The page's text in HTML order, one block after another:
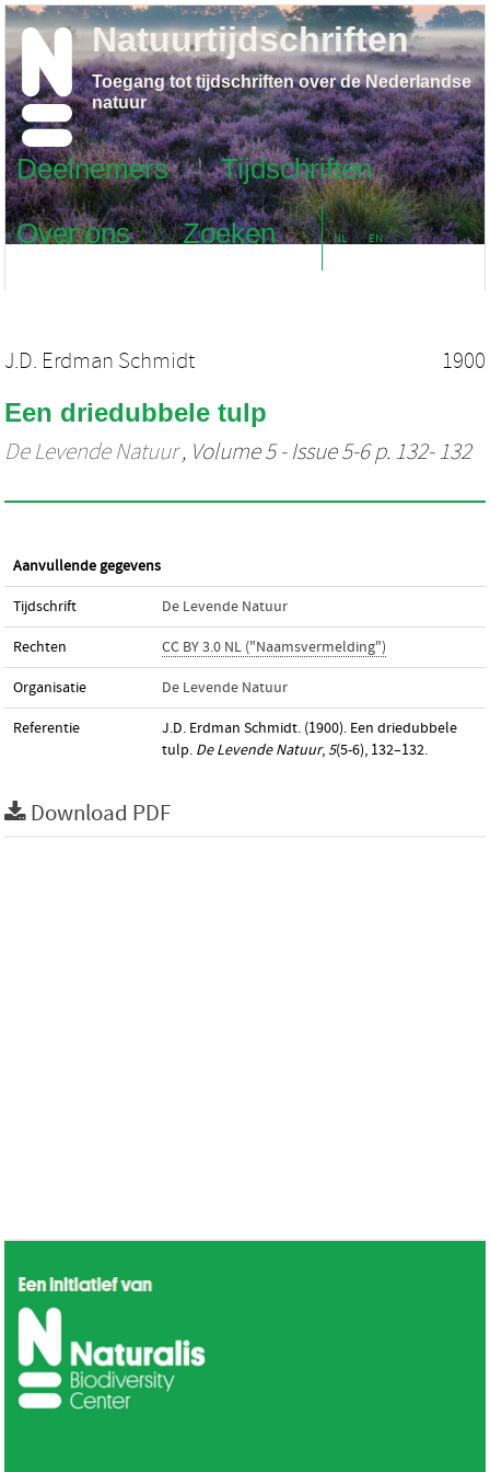
Deelnemers
Tijdschriften
Over ons
Zoeken NL EN
Natuurtijdschriften
Toegang tot tijdschriften over de Nederlandse
natuur
J.D. Erdman Schmidt 1900
Een driedubbele tulp
De Levende Natuur, Volume 5 - Issue 5-6 p. 132- 132
Aanvullende gegevens
Tijdschrift De Levende Natuur
Rechten CC BY 3.0 NL ("Naamsvermelding")
Organisatie De Levende Natuur
Referentie
J.D. Erdman Schmidt. (1900). Een driedubbele
tulp. De Levende Natuur,5(5-6), 132–132.
Download PDF